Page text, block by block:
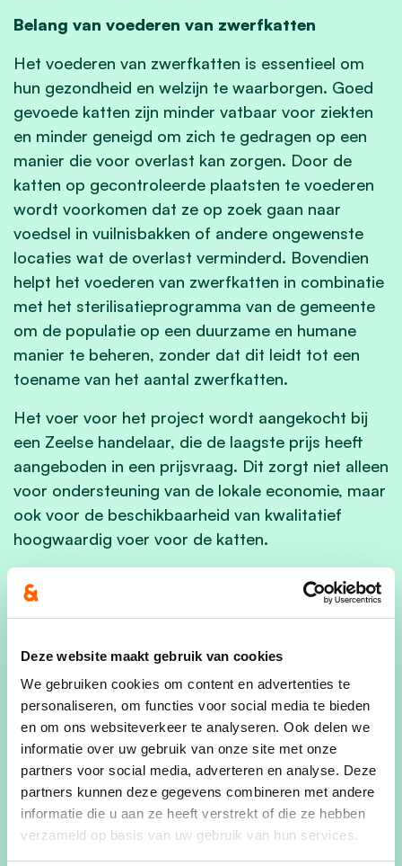
Deze website maakt gebruik van cookies
We gebruiken cookies om content en advertenties te
personaliseren, om functies voor social media te bieden
en om ons websiteverkeer te analyseren. Ook delen we
informatie over uw gebruik van onze site met onze
partners voor social media, adverteren en analyse. Deze
partners kunnen deze gegevens combineren met andere
informatie die u aan ze heeft verstrekt of die ze hebben
verzameld op basis van uw gebruik van hun services.
Belang van voederen van zwerfkatten
Het voederen van zwerfkatten is essentieel om
hun gezondheid en welzijn te waarborgen. Goed
gevoede katten zijn minder vatbaar voor ziekten
en minder geneigd om zich te gedragen op een
manier die voor overlast kan zorgen. Door de
katten op gecontroleerde plaatsten te voederen
wordt voorkomen dat ze op zoek gaan naar
voedsel in vuilnisbakken of andere ongewenste
locaties wat de overlast verminderd. Bovendien
helpt het voederen van zwerfkatten in combinatie
met het sterilisatieprogramma van de gemeente
om de populatie op een duurzame en humane
manier te beheren, zonder dat dit leidt tot een
toename van het aantal zwerfkatten.
Het voer voor het project wordt aangekocht bij
een Zeelse handelaar, die de laagste prijs heeft
aangeboden in een prijsvraag. Dit zorgt niet alleen
voor ondersteuning van de lokale economie, maar
ook voor de beschikbaarheid van kwalitatief
hoogwaardig voer voor de katten.
Schepen Thomas Bauwens onderstreept dat dit
project is een belangrijke stap in onze
voortdurende inspanningen om het welzijn van
zwerfkatten in Zele te verbeteren."We zijn
dankbaar voor de inzet van onze vrijwilligers en de
samenwerking met lokale bedrijven. Samen
kunnen we een groot verschil maken voor deze
dieren".